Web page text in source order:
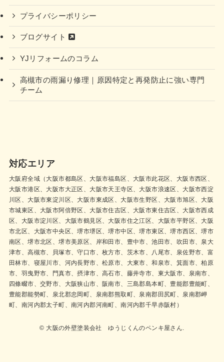
プライバシーポリシー
ブログサイト
YJリフォームのコラム
高槻市の雨漏り修理｜原因特定と再発防止に強い専門
チーム
対応エリア
大阪府全域（大阪市都島区、大阪市福島区、大阪市此花区、大阪市西区、
大阪市港区、大阪市大正区、大阪市天王寺区、大阪市浪速区、大阪市西淀
川区、大阪市東淀川区、大阪市東成区、大阪市生野区、大阪市旭区、大阪
市城東区、大阪市阿倍野区、大阪市住吉区、大阪市東住吉区、大阪市西成
区、大阪市淀川区、大阪市鶴見区、大阪市住之江区、大阪市平野区、大阪
市北区、大阪市中央区、堺市堺区、堺市中区、堺市東区、堺市西区、堺市
南区、堺市北区、堺市美原区、岸和田市、豊中市、池田市、吹田市、泉大
津市、高槻市、貝塚市、守口市、枚方市、茨木市、八尾市、泉佐野市、富
田林市、寝屋川市、河内長野市、松原市、大東市、和泉市、箕面市、柏原
市、羽曳野市、門真市、摂津市、高石市、藤井寺市、東大阪市、泉南市、
四條畷市、交野市、大阪狭山市、阪南市、三島郡島本町、豊能郡豊能町、
豊能郡能勢町、泉北郡忠岡町、泉南郡熊取町、泉南郡田尻町、泉南郡岬
町、南河内郡太子町、南河内郡河南町、南河内郡千早赤阪村）
© 大阪の外壁塗装会社 ゆうじくんのペンキ屋さん.